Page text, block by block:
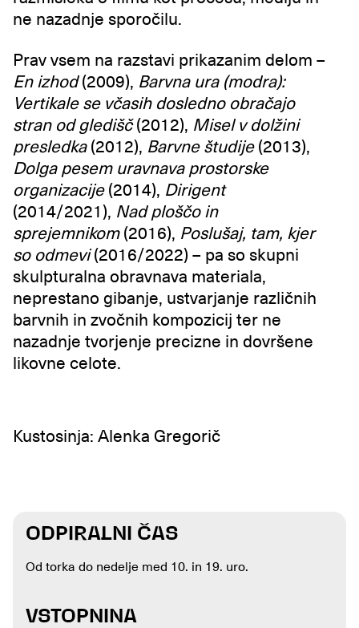
ne nazadnje sporočilu.
Prav vsem na razstavi prikazanim delom –
En izhod(2009), Barvna ura (modra):
Vertikale se včasih dosledno obračajo
stran od gledišč(2012), Misel v dolžini
presledka(2012), Barvne študije(2013),
Dolga pesem uravnava prostorske
organizacije(2014), Dirigent
(2014/2021), Nad ploščo in
sprejemnikom(2016), Poslušaj, tam, kjer
so odmevi(2016/2022) – pa so skupni
skulpturalna obravnava materiala,
neprestano gibanje, ustvarjanje različnih
barvnih in zvočnih kompozicij ter ne
nazadnje tvorjenje precizne in dovršene
likovne celote.
Kustosinja: Alenka Gregorič
ODPIRALNI ČAS
Od torka do nedelje med 10. in 19. uro.
VSTOPNINA